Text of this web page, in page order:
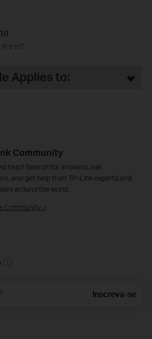
e IoT
Applies to:
Community
help? Search for answers, ask
and get help from TP-Link experts and
around the world.
Community >
Inscreva-se